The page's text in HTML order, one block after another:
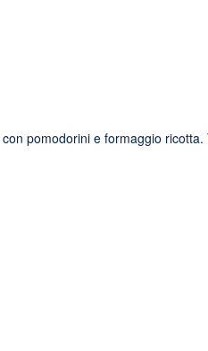
pomodorini e formaggio